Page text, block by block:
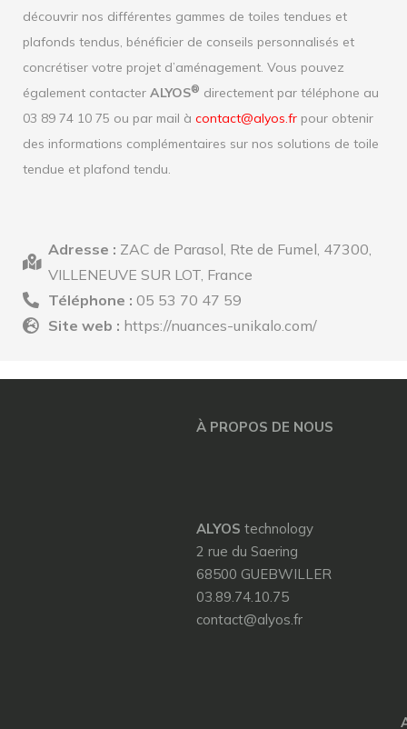
découvrir nos différentes gammes de toiles tendues et
plafonds tendus, bénéficier de conseils personnalisés et
concrétiser votre projet d’aménagement. Vous pouvez
également contacter ALYOS® directement par téléphone au
03 89 74 10 75 ou par mail à contact@alyos.fr pour obtenir
des informations complémentaires sur nos solutions de toile
tendue et plafond tendu.
Adresse : ZAC de Parasol, Rte de Fumel, 47300,
VILLENEUVE SUR LOT, France
Téléphone : 05 53 70 47 59
Site web : https://nuances-unikalo.com/
À PROPOS DE NOUS
ALYOS technology
2 rue du Saering
68500 GUEBWILLER
03.89.74.10.75
contact@alyos.fr